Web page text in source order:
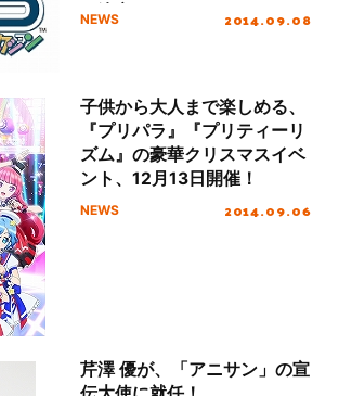
が決定！
NEWS 2014.09.08
子供から大人まで楽しめる、
『プリパラ』『プリティーリ
ズム』の豪華クリスマスイベ
ント、12月13日開催！
NEWS 2014.09.06
芹澤 優が、「アニサン」の宣